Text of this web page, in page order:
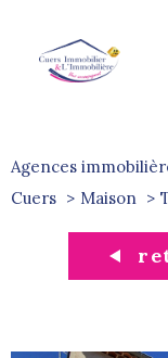
Agences
Cuers
Maison